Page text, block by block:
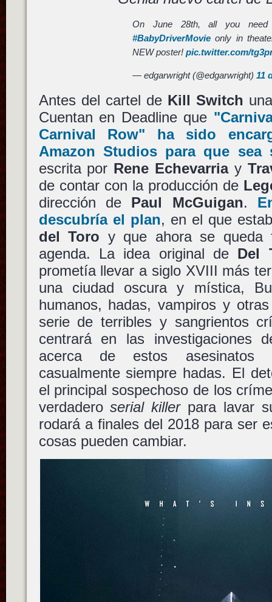
On June 28th, all you
#BabyDriverMovie only in
NEW poster!pic.twitter.com/
— edgarwright (@edgarwright)11
Antes del cartel de Kill Switch
Cuentan en Deadline que
Carnival Row" ha sido
Amazon Studiospara que sea
escrita por Rene Echevarriay
de contar con la producción de
dirección de Paul McGuigan.
descubría el plan, en el que
del Toro y que ahora se queda
agenda. La idea original de Del
prometía llevar a siglo XVIII más
una ciudad oscura y mística,
humanos, hadas, vampiros y
serie de terribles y sangrientos
centrará en las investigaciones
acerca de estos asesinatos
casualmente siempre hadas. El
el principal sospechoso de los
verdaderoserial killerpara lavar
rodará a finales del 2018 para ser
cosas pueden cambiar.